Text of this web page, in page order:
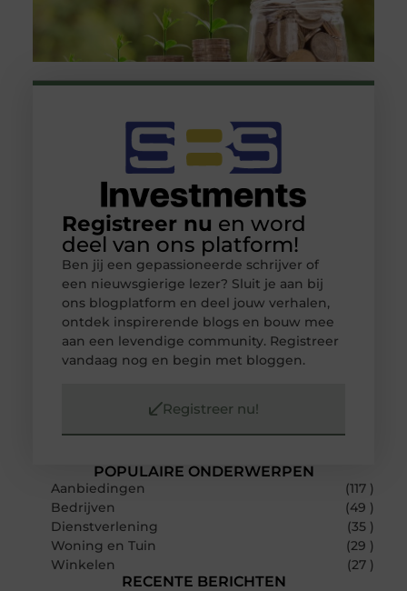
POPULAIRE ONDERWERPEN
Aanbiedingen
(117 )
Bedrijven
(49 )
Dienstverlening
(35 )
Woning en Tuin
(29 )
Winkelen
(27 )
RECENTE BERICHTEN
Registreer nu en word
deel van ons platform!
Ben jij een gepassioneerde schrijver of
een nieuwsgierige lezer? Sluit je aan bij
ons blogplatform en deel jouw verhalen,
ontdek inspirerende blogs en bouw mee
aan een levendige community. Registreer
vandaag nog en begin met bloggen.
Registreer nu!